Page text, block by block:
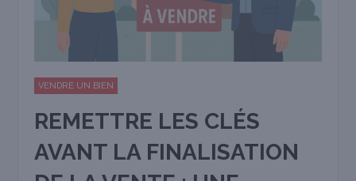
VENDRE UN BIEN
REMETTRE LES CLÉS
AVANT LA FINALISATION